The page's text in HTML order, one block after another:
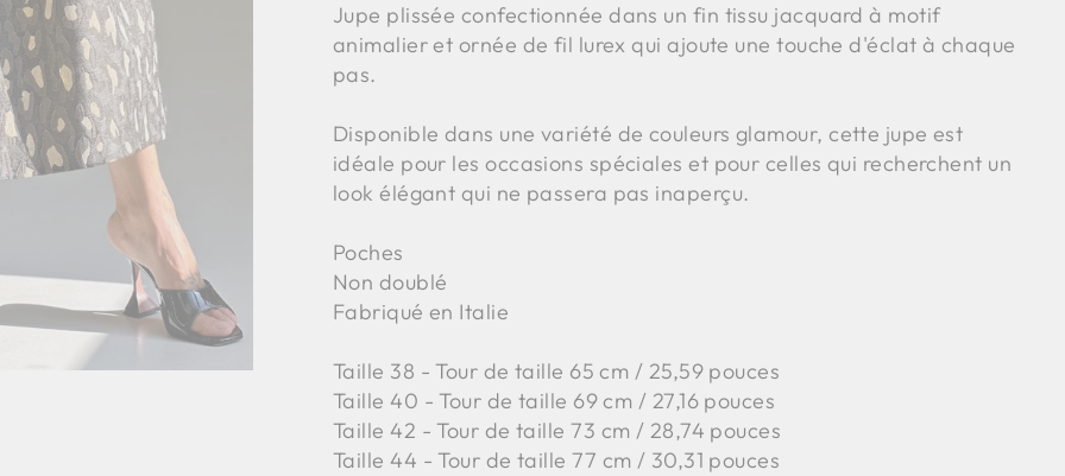
Jupe plissée confectionnée dans un fin tissu jacquard à motif
animalier et ornée de fil lurex qui ajoute une touche d'éclat à chaque
pas.
Disponible dans une variété de couleurs glamour, cette jupe est
idéale pour les occasions spéciales et pour celles qui recherchent un
look élégant qui ne passera pas inaperçu.
Poches
Non doublé
Fabriqué en Italie
Taille 38 - Tour de taille 65 cm / 25,59 pouces
Taille 40 - Tour de taille 69 cm / 27,16 pouces
Taille 42 - Tour de taille 73 cm / 28,74 pouces
Taille 44 - Tour de taille 77 cm / 30,31 pouces